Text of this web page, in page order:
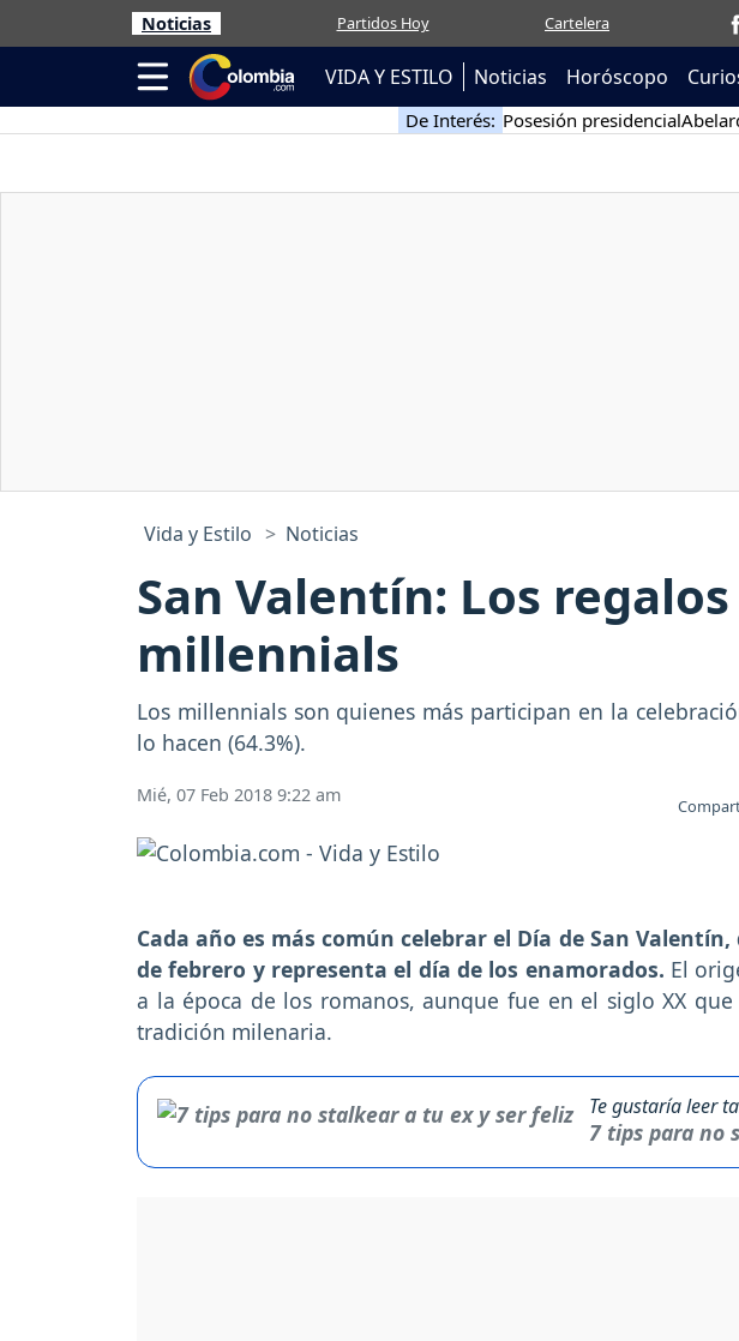
Noticias Partidos Hoy Cartelera
VIDA Y ESTILO Noticias Horóscopo
De Interés: Posesión presidencial
Vida y Estilo Noticias
San Valentín: Los
millennials
Los millennials son quienes más participan en la
lo hacen (64.3%).
Mié, 07 Feb 2018 9:22 am
Cada año es más común celebrar el Día de San
de febrero y representa el día de los enamorados. El
a la época de los romanos, aunque fue en el siglo XX
tradición milenaria.
Te gustaría leer
7 tips para no